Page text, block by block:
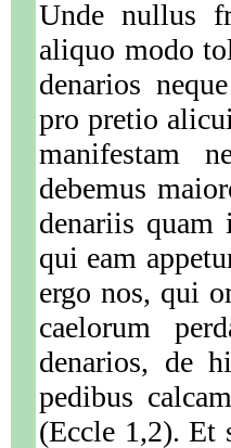
Unde nullus
aliquo modo
denarios
pro pretio
manifestam
debemus
denariis
qui eam
ergo nos, qui
caelorum
denarios, de
pedibus
(Eccle 1,2). Et